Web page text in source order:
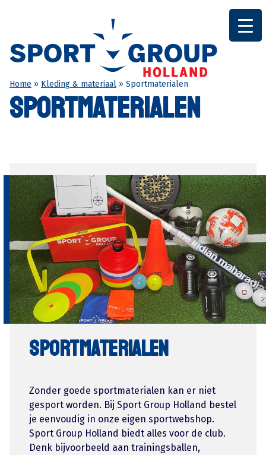
inhoud
Home » Kleding & materiaal » Sportmaterialen
SPORTMATERIALEN
SPORTMATERIALEN
Zonder goede sportmaterialen kan er niet
gesport worden. Bij Sport Group Holland bestel
je eenvoudig in onze eigen sportwebshop.
Sport Group Holland biedt alles voor de club.
Denk bijvoorbeeld aan trainingsballen,